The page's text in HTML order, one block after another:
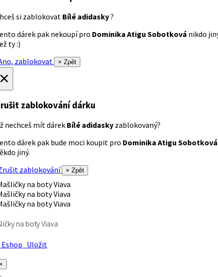
si zablokovat Bílé adidasky?
dárek pak nekoupí pro Dominika Atigu Sobotková nikdo
ty :)
zablokovat
× Zpět
zablokování dárku
nechceš mít dárek Bílé adidasky zablokovaný?
dárek pak bude moci koupit pro Dominika Atigu Sobotková
jiný.
zablokování
× Zpět
na boty Viava
Uložit